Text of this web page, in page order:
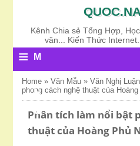
Kênh Chia sẻ Tổng Hợp,
văn... Kiến Thức
≡
M
N
U
Home »Văn Mẫu »Văn Nghị Luận
phong cách nghệ thuật của
Phân tích làm nổi bật
thuật của Hoàng Phủ